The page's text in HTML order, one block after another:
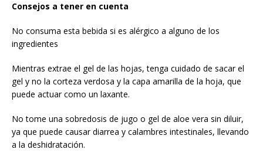
Consejos a tener en cuenta
No consuma esta bebida si es alérgico a alguno de los
ingredientes
Mientras extrae el gel de las hojas, tenga cuidado de sacar el
gel y no la corteza verdosa y la capa amarilla de la hoja, que
puede actuar como un laxante.
No tome una sobredosis de jugo o gel de aloe vera sin diluir,
ya que puede causar diarrea y calambres intestinales, llevando
a la deshidratación.